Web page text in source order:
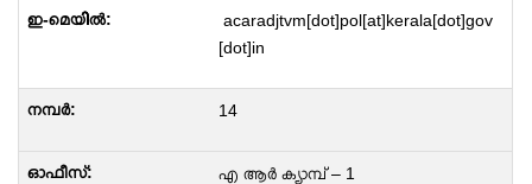
acaradjtvm[dot]pol[at]kerala[dot]gov
[dot]in
14
എ ആർ ക്യാമ്പ് – 1